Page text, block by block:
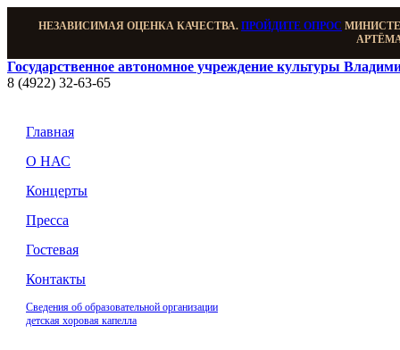
НЕЗАВИСИМАЯ ОЦЕНКА КАЧЕСТВА. ПРОЙДИТЕ ОПРОС
Государственное автономное учреждение культуры
8 (4922) 32-63-65
Главная
О НАС
Концерты
Пресса
Гостевая
Контакты
Сведения об образовательной организации
детская хоровая капелла